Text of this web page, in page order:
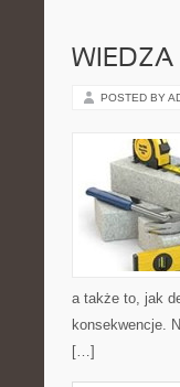
WIEDZA
POSTED BY
a także to, jak
konsekwencje.
[…]